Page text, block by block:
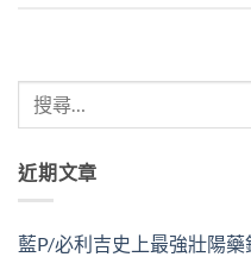
近期文章
藍P/必利吉史上最強壯陽